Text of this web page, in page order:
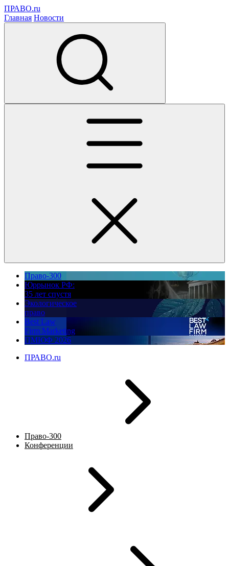
ПРАВО.ru
Главная Новости
Право-300
Юррынок РФ:
35 лет спустя
Экологическое
право
Best Law
Firm Marketing
ПМЮФ 2026
ПРАВО.ru
Право-300
Конференции